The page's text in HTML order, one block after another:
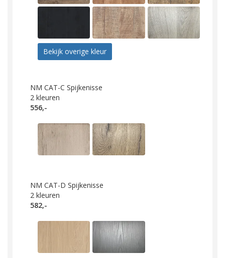
Bekijk overige kleur
NM CAT-C Spijkenisse
2 kleuren
556,-
NM CAT-D Spijkenisse
2 kleuren
582,-